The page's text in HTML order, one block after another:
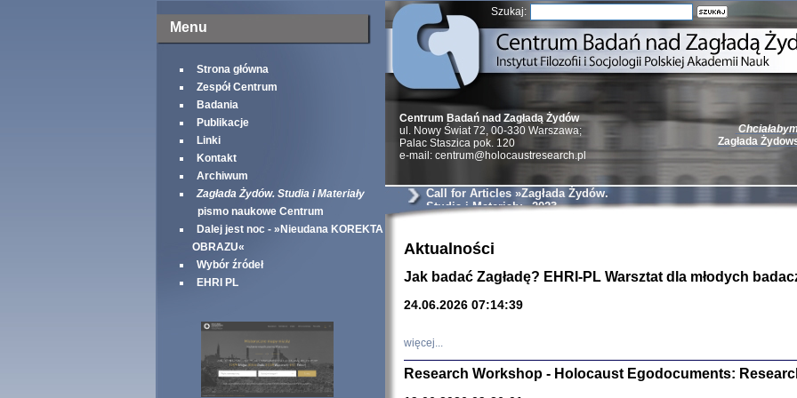
Menu
Strona główna
Zespół Centrum
Badania
Publikacje
Linki
Kontakt
Archiwum
Zagłada Żydów. Studia i Materiały
pismo naukowe Centrum
Dalej jest noc - »Nieudana KOREKTA
OBRAZU«
Wybór źródeł
EHRI PL
Szukaj:
Zagłada
Natalia Aleksiun,
Deborah Dash
Turski, Laurence
Centrum Badań nad Zagładą Żydów
ul. Nowy Świat 72, 00-330 Warszawa;
Palac Staszica pok. 120
e-mail: centrum@holocaustresearch.pl
Call for Articles »Zagłada Żydów.
Studia i Materiały« 2023
Aktualności
Jak badać Zagładę? EHRI-PL Warsztat dla młodych
24.06.2026 07:14:39
więcej...
Research Workshop - Holocaust Egodocuments: